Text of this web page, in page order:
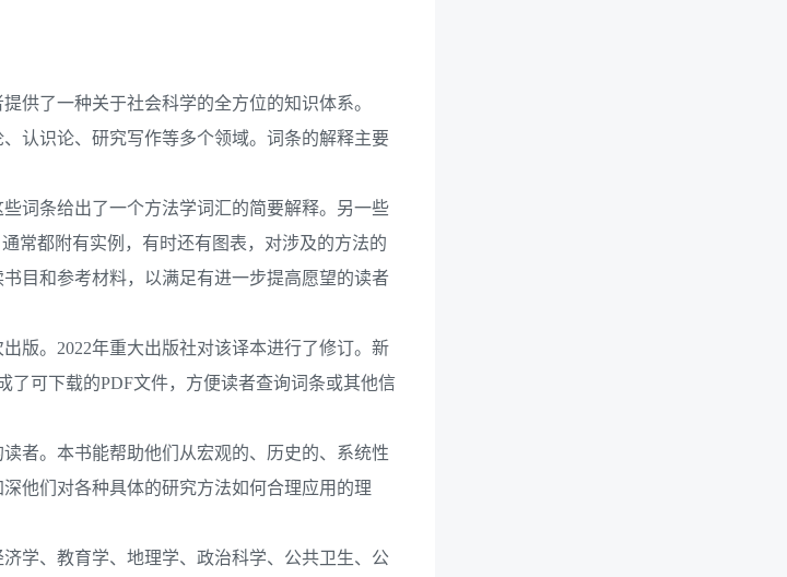
供了一种关于社会科学的全方位的知识体系。
认识论、研究写作等多个领域。词条的解释主要
词条给出了一个方法学词汇的简要解释。另一些
常都附有实例，有时还有图表，对涉及的方法的
目和参考材料，以满足有进一步提高愿望的读者
版。2022年重大出版社对该译本进行了修订。新
了可下载的PDF文件，方便读者查询词条或其他信
者。本书能帮助他们从宏观的、历史的、系统性
他们对各种具体的研究方法如何合理应用的理
学、教育学、地理学、政治科学、公共卫生、公